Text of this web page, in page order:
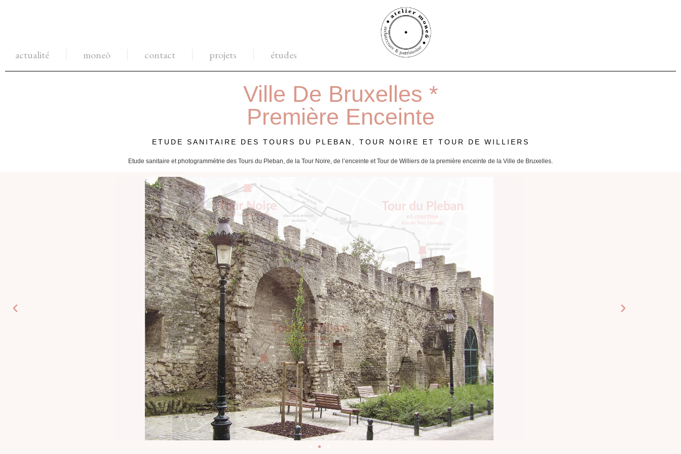
actualité moneō contact projets études
Ville De Bruxelles *
Première Enceinte
ETUDE SANITAIRE DES TOURS DU PLEBAN, TOUR NOIRE ET TOUR DE WILLIERS
Etude sanitaire et photogrammétrie des Tours du Pleban, de la Tour Noire, de l’enceinte et Tour de Williers de la première enceinte de la Ville de Bruxelles.